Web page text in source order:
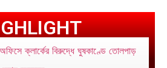
ক্লার্কের বিরুদ্ধে ঘুষকাণ্ডে তোলপাড়